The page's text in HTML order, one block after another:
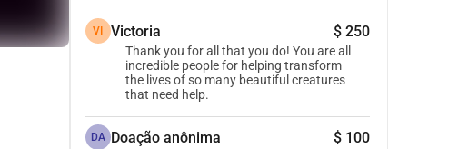
VI Victoria $ 250
Thank you for all that you do! You are all
incredible people for helping transform
the lives of so many beautiful creatures
that need help.
DA Doação anônima $ 100